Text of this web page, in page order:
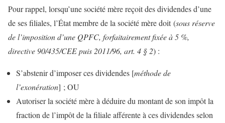
Pour rappel, lorsqu’une société mère reçoit des dividendes d’une
de ses filiales, l’État membre de la société mère doit (sous réserve
de l’imposition d’une QPFC, forfaitairement fixée à 5 %,
directive 90/435/CEE puis 2011/96, art. 4 § 2) :
S’abstenir d’imposer ces dividendes [méthode de
l’exonération] ; OU
Autoriser la société mère à déduire du montant de son impôt la
fraction de l’impôt de la filiale afférente à ces dividendes selon